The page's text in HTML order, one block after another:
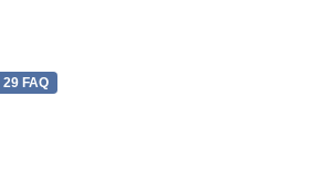
29 FAQ